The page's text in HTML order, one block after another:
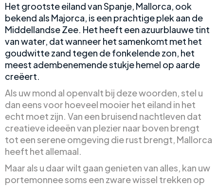
Het grootste eiland van Spanje, Mallorca, ook
bekend als Majorca, is een prachtige plek aan de
Middellandse Zee. Het heeft een azuurblauwe tint
van water, dat wanneer het samenkomt met het
goudwitte zand tegen de fonkelende zon, het
meest adembenemende stukje hemel op aarde
creëert.
Als uw mond al openvalt bij deze woorden, stel u
dan eens voor hoeveel mooier het eiland in het
echt moet zijn. Van een bruisend nachtleven dat
creatieve ideeën van plezier naar boven brengt
tot een serene omgeving die rust brengt, Mallorca
heeft het allemaal.
Maar als u daar wilt gaan genieten van alles, kan uw
portemonnee soms een zware wissel trekken op